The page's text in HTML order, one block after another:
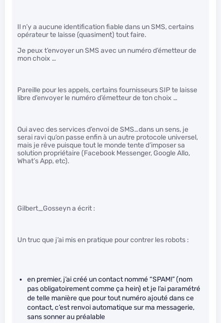
Il n’y a aucune identification fiable dans un SMS, certains
opérateur te laisse (quasiment) tout faire.
Je peux t’envoyer un SMS avec un numéro d’émetteur de
mon choix …
Pareille pour les appels, certains fournisseurs SIP te laisse
libre d’envoyer le numéro d’émetteur de ton choix …
Oui avec des services d’envoi de SMS…dans un sens, je
serai ravi qu’on passe enfin à un autre protocole universel,
mais je rêve puisque tout le monde tente d’imposer sa
solution propriétaire (Facebook Messenger, Google Allo,
What’s App, etc).
Gilbert_Gosseyn a écrit :
Un truc que j’ai mis en pratique pour contrer les robots :
en premier, j’ai créé un contact nommé “SPAM!” (nom
pas obligatoirement comme ça hein) et je l’ai paramétré
de telle manière que pour tout numéro ajouté dans ce
contact, c’est renvoi automatique sur ma messagerie,
sans sonner au préalable